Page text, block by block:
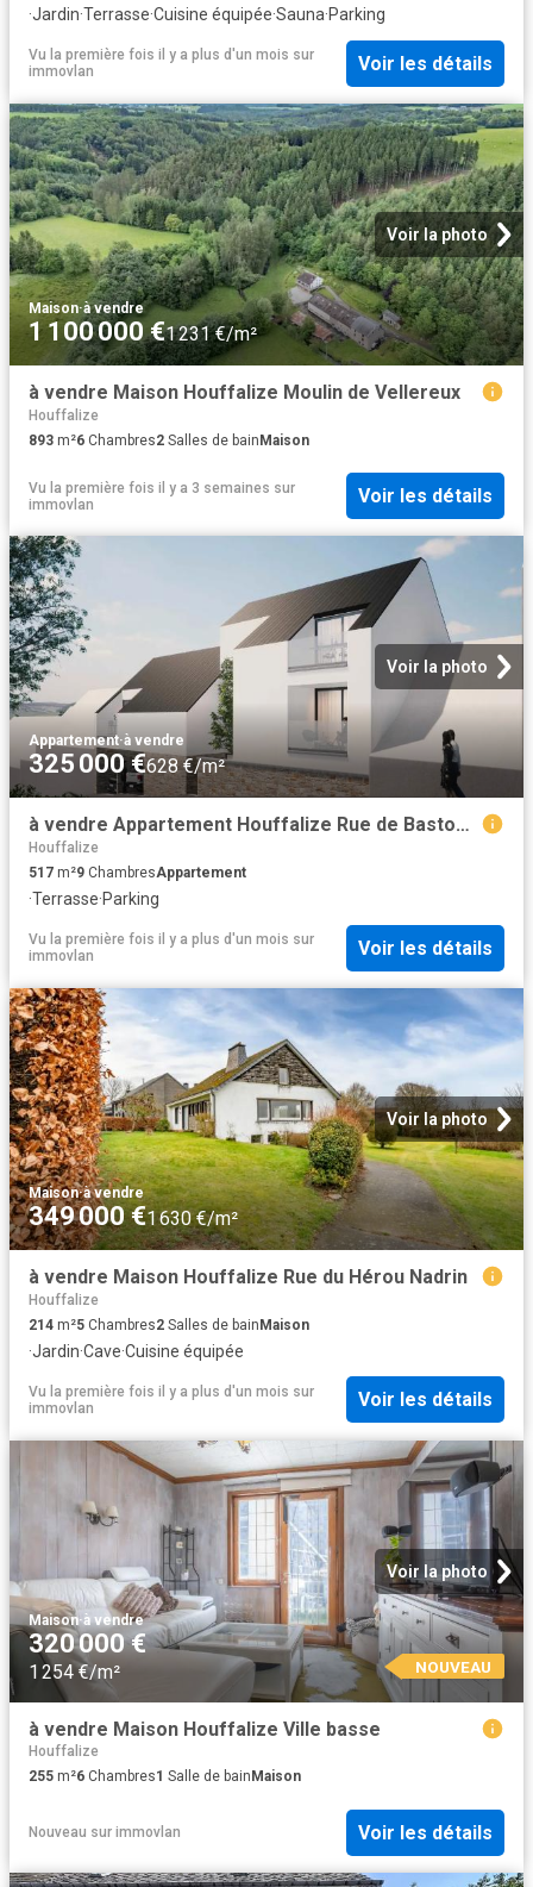
·Jardin·Terrasse·Cuisine équipée·Sauna·Parking
Vu la première fois il y a plus d'un mois sur
immovlan
Voir les détails
Voir la photo
Maison·à vendre
1 100 000 €1 231 €/m²
à vendre Maison Houffalize Moulin de Vellereux
Houffalize
893 m²6 Chambres2 Salles de bainMaison
Vu la première fois il y a 3 semaines sur
immovlan
Voir les détails
Voir la photo
Appartement·à vendre
325 000 €628 €/m²
à vendre Appartement Houffalize Rue de Bastogne
Houffalize
517 m²9 ChambresAppartement
·Terrasse·Parking
Vu la première fois il y a plus d'un mois sur
immovlan
Voir les détails
Voir la photo
Maison·à vendre
349 000 €1 630 €/m²
à vendre Maison Houffalize Rue du Hérou Nadrin
Houffalize
214 m²5 Chambres2 Salles de bainMaison
·Jardin·Cave·Cuisine équipée
Vu la première fois il y a plus d'un mois sur
immovlan
Voir les détails
Voir la photo
Maison·à vendre
320 000 €
1 254 €/m² NOUVEAU
à vendre Maison Houffalize Ville basse
Houffalize
255 m²6 Chambres1 Salle de bain Maison
Nouveau sur immovlan Voir les détails